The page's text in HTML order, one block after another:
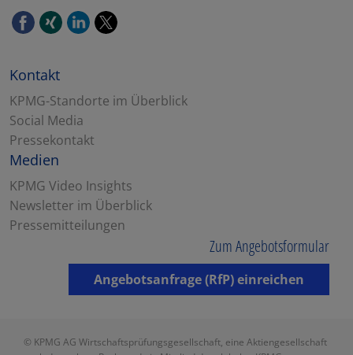
Kontakt
KPMG-Standorte im Überblick
Social Media
Pressekontakt
Medien
KPMG Video Insights
Newsletter im Überblick
Pressemitteilungen
Zum Angebotsformular
Angebotsanfrage (RfP) einreichen
© KPMG AG Wirtschaftsprüfungsgesellschaft, eine Aktiengesellschaft